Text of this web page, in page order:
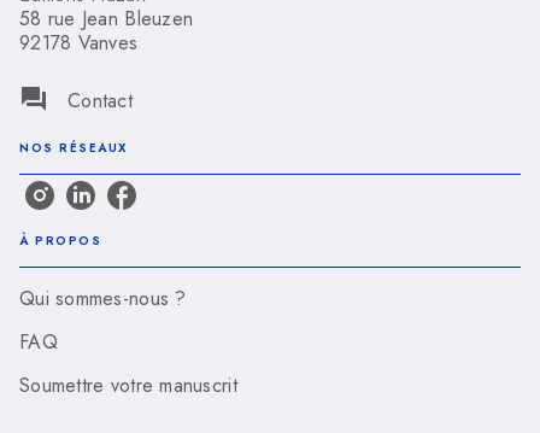
58 rue Jean Bleuzen
92178 Vanves
question_answer Contact
NOS RÉSEAUX
À PROPOS
Qui sommes-nous ?
FAQ
Soumettre votre manuscrit